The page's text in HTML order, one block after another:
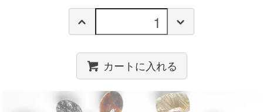
カートに入れる